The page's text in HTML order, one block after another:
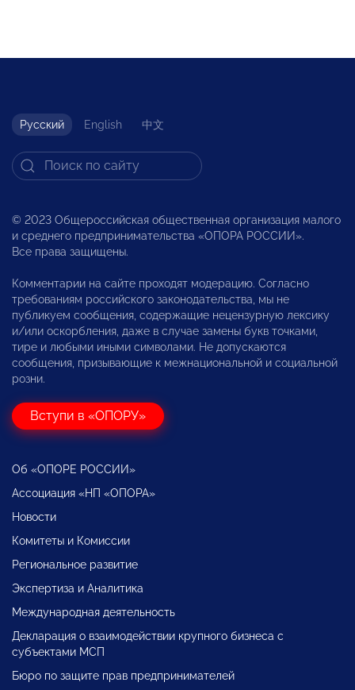
Русский English 中文
© 2023 Общероссийская общественная организация малого
и среднего предпринимательства «ОПОРА РОССИИ».
Все права защищены.
Комментарии на сайте проходят модерацию. Согласно
требованиям российского законодательства, мы не
публикуем сообщения, содержащие нецензурную лексику
и/или оскорбления, даже в случае замены букв точками,
тире и любыми иными символами. Не допускаются
сообщения, призывающие к межнациональной и социальной
розни.
Вступи в «ОПОРУ»
Об «ОПОРЕ РОССИИ»
Ассоциация «НП «ОПОРА»
Новости
Комитеты и Комиссии
Региональное развитие
Экспертиза и Аналитика
Международная деятельность
Декларация о взаимодействии крупного бизнеса с
субъектами МСП
Бюро по защите прав предпринимателей